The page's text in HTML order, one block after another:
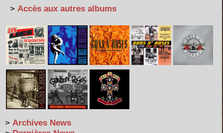
> Accès aux autres albums
> Archives News